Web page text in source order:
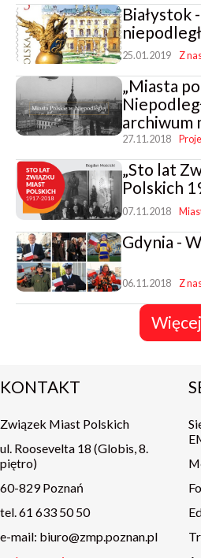
Białystok
25.01.2019 Z
„Miasta
archiwum
27.11.2018
​„Sto lat
Polskich
07.11.2018
Gdynia -
06.11.2018 Z
Więcej
KONTAKT
Związek Miast Polskich
ul. Roosevelta 18 (Globis, 8.
piętro)
60-829 Poznań
tel. 61 633 50 50
e-mail: biuro@zmp.poznan.pl